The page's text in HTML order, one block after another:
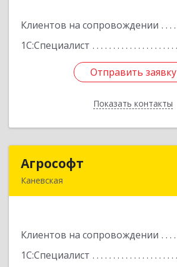
Клиентов на сопровождении
1С:Специалист
Отправить заявку
Показать контакты
Отправить заявку
Назад
Агрософт
Каневская
Клиентов на сопровождении
1С:Специалист